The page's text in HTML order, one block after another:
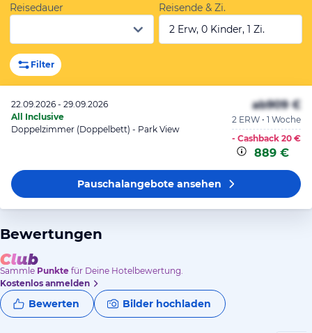
Reisedauer
Reisende & Zi.
2 Erw, 0 Kinder, 1 Zi.
Filter
22.09.2026 - 29.09.2026
All Inclusive
Doppelzimmer (Doppelbett) - Park View
ab909 €
2 ERW • 1 Woche
- Cashback 20 €
889 €
Pauschalangeboteansehen
Bewertungen
Sammle Punkte für Deine Hotelbewertung.
Kostenlos anmelden
Bewerten Bilder hochladen